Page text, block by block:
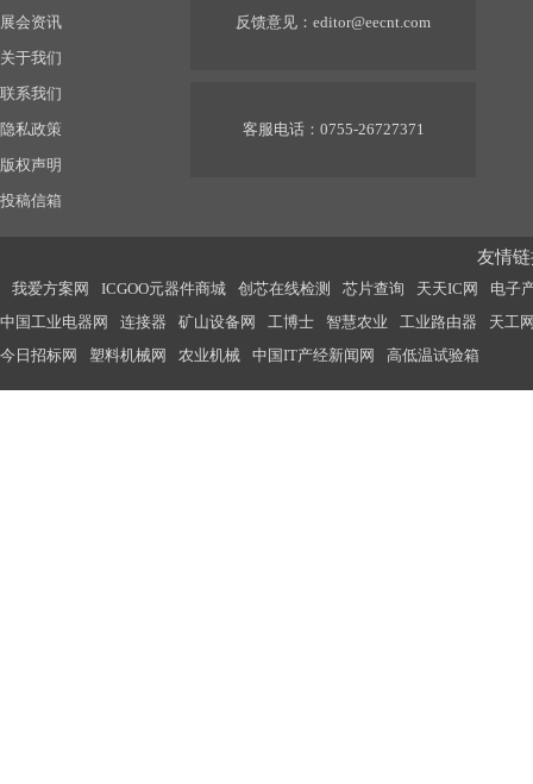
展会资讯
关于我们
联系我们
隐私政策
版权声明
投稿信箱
反馈意见： editor@eecnt.com
客服电话：0755-26727371
友情
我爱方案网 ICGOO元器件商城 创芯在线检测 芯片查询 天天IC网
电子
中国工业电器网
连接器 矿山设备网 工博士 智慧农业 工业路由器
天工
今日招标网
塑料机械网 农业机械 中国IT产经新闻网 高低温试验箱